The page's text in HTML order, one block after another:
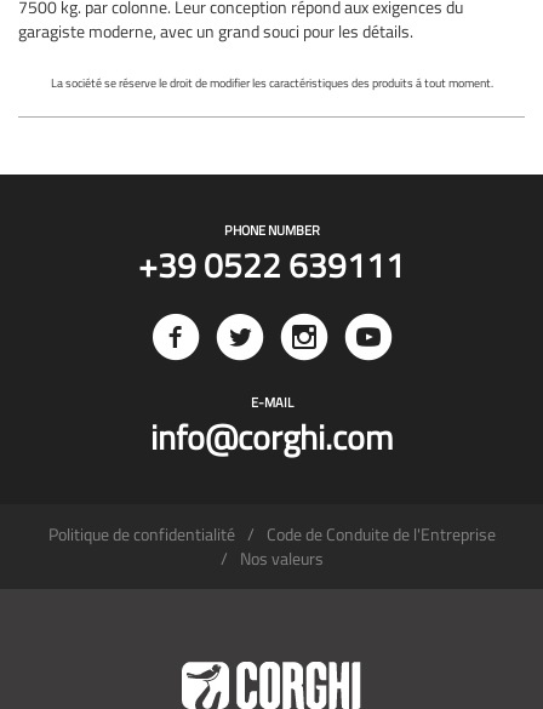
7500 kg. par colonne. Leur conception répond aux exigences du
garagiste moderne, avec un grand souci pour les détails.
La société se réserve le droit de modifier les caractéristiques des produits á tout moment.
PHONE NUMBER
+39 0522 639111
E-MAIL
info@corghi.com
Politique de confidentialité
Code de Conduite de l'Entreprise
Nos valeurs